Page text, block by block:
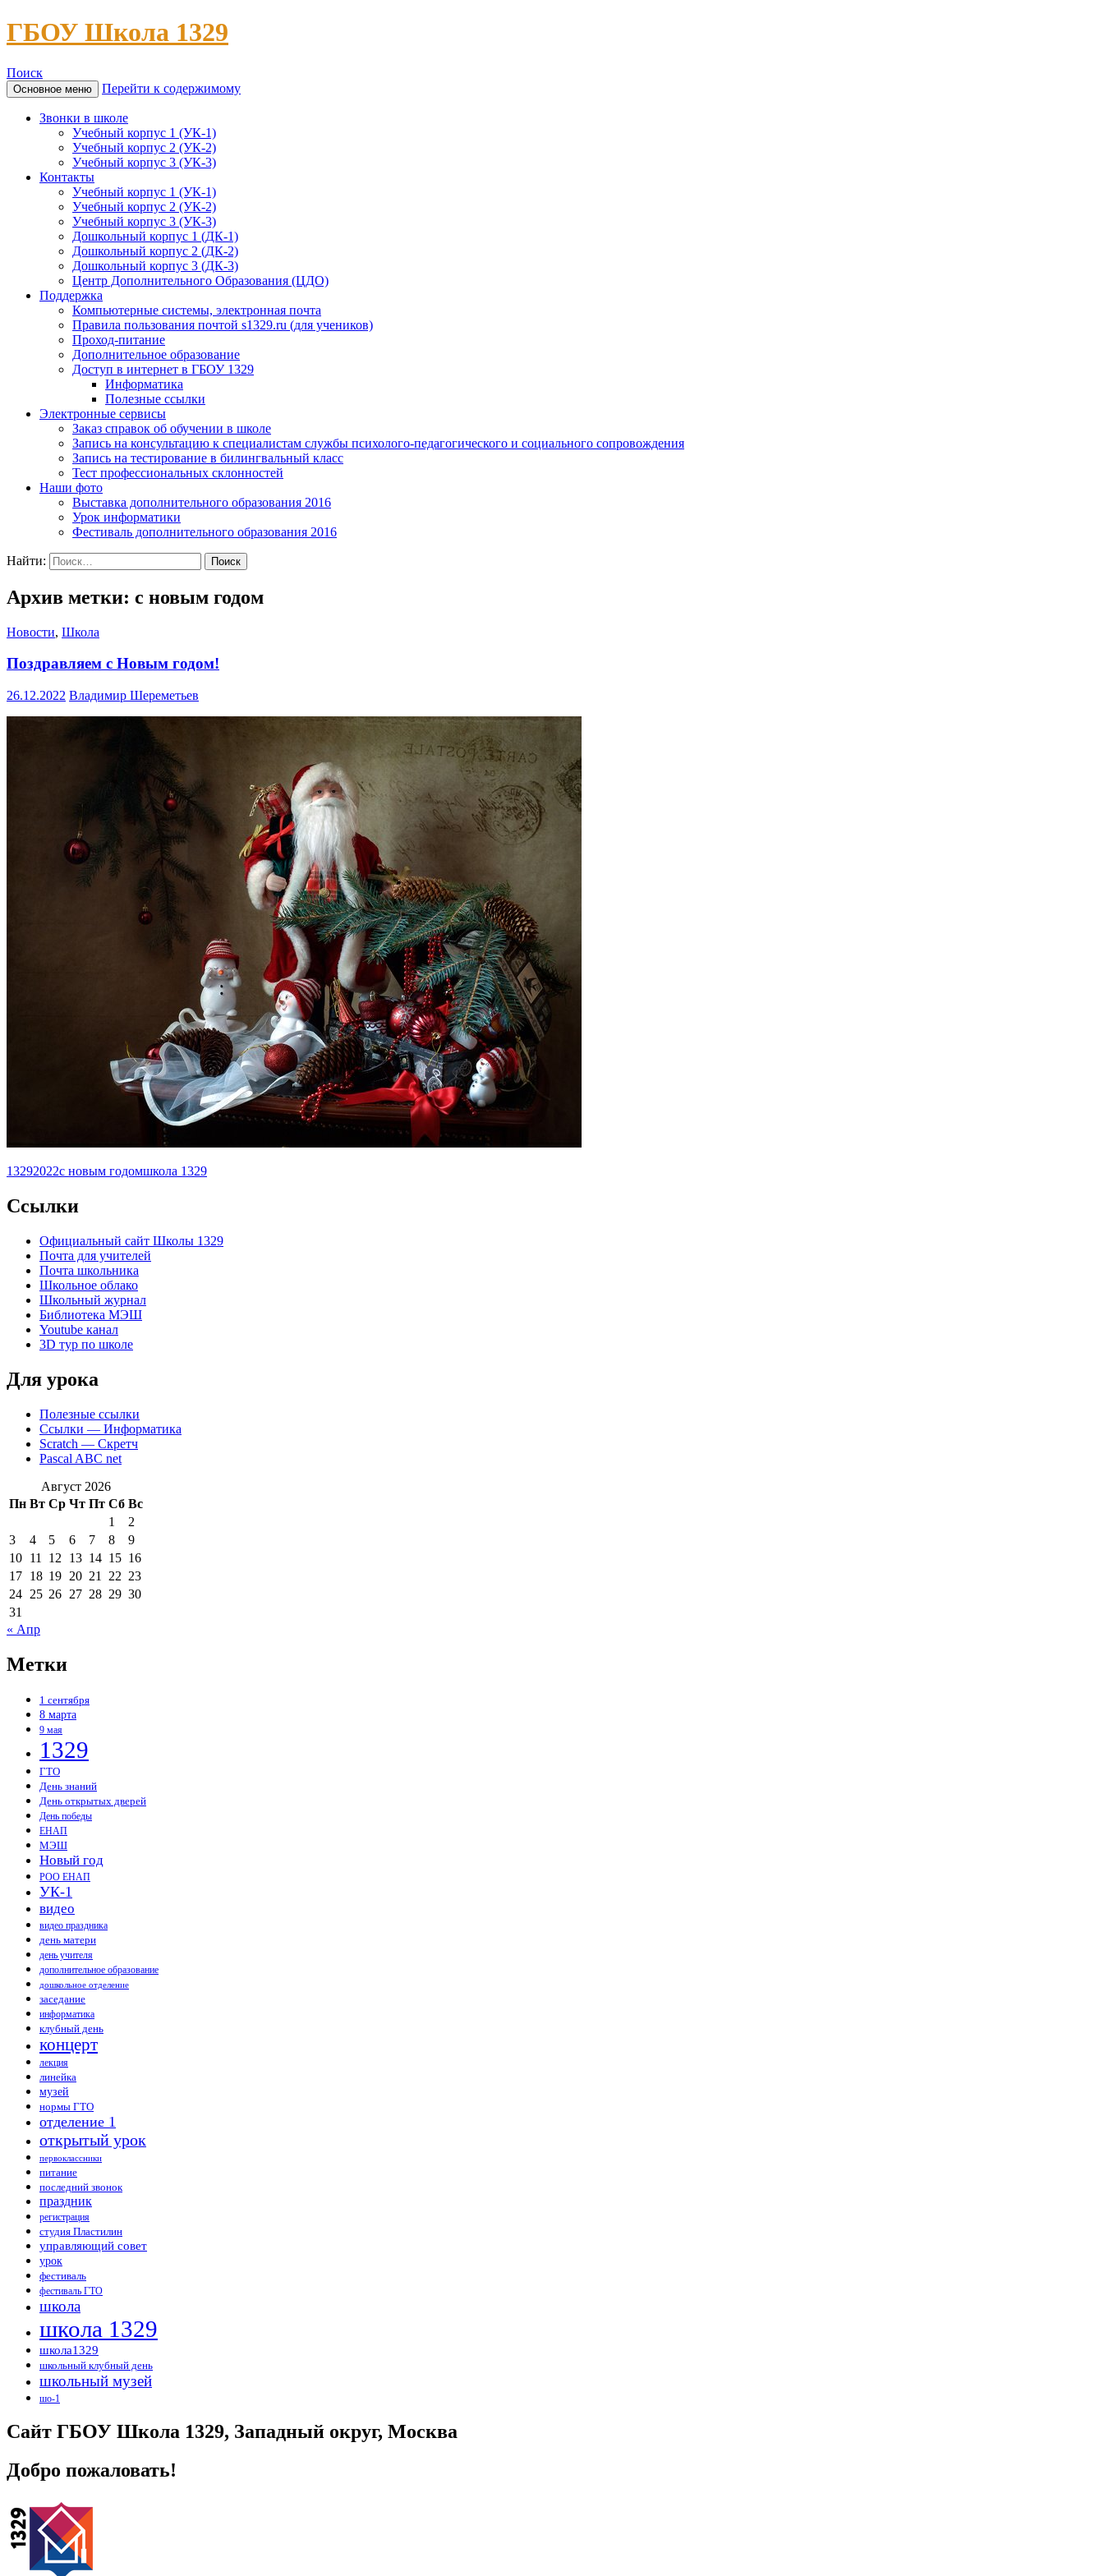
ГБОУ Школа 1329
Поиск
Основное меню Перейти к содержимому
Звонки в школе
Учебный корпус 1 (УК-1)
Учебный корпус 2 (УК-2)
Учебный корпус 3 (УК-3)
Контакты
Учебный корпус 1 (УК-1)
Учебный корпус 2 (УК-2)
Учебный корпус 3 (УК-3)
Дошкольный корпус 1 (ДК-1)
Дошкольный корпус 2 (ДК-2)
Дошкольный корпус 3 (ДК-3)
Центр Дополнительного Образования (ЦДО)
Поддержка
Компьютерные системы, электронная почта
Правила пользования почтой s1329.ru (для учеников)
Проход-питание
Дополнительное образование
Доступ в интернет в ГБОУ 1329
Информатика
Полезные ссылки
Электронные сервисы
Заказ справок об обучении в школе
Запись на консультацию к специалистам службы психолого-педагогического и социального сопровождения
Запись на тестирование в билингвальный класс
Тест профессиональных склонностей
Наши фото
Выставка дополнительного образования 2016
Урок информатики
Фестиваль дополнительного образования 2016
Найти:
Архив метки: с новым годом
Новости, Школа
Поздравляем с Новым годом!
26.12.2022 Владимир Шереметьев
13292022с новым годомшкола 1329
Ccылки
Официальный сайт Школы 1329
Почта для учителей
Почта школьника
Школьное облако
Школьный журнал
Библиотека МЭШ
Youtube канал
3D тур по школе
Для урока
Полезные ссылки
Ссылки — Информатика
Scratch — Скретч
Pascal ABC net
Август 2026
Пн Вт Ср Чт Пт Сб Вс
1
2
3
4 5 6 7 8
9
10 11 12 13 14 15 16
17 18 19 20 21 22 23
24 25 26 27 28 29 30
31
« Апр
Метки
1 сентября
8 марта
9 мая
1329
ГТО
День знаний
День открытых дверей
День победы
ЕНАП
МЭШ
Новый год
РОО ЕНАП
УК-1
видео
видео праздника
день матери
день учителя
дополнительное образование
дошкольное отделение
заседание
информатика
клубный день
концерт
лекция
линейка
музей
нормы ГТО
отделение 1
открытый урок
первоклассники
питание
последний звонок
праздник
регистрация
студия Пластилин
управляющий совет
урок
фестиваль
фестиваль ГТО
школа
школа 1329
школа1329
школьный клубный день
школьный музей
шо-1
Сайт ГБОУ Школа 1329, Западный округ, Москва
Добро пожаловать!